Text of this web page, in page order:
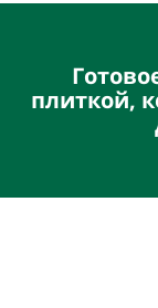
плиткой,